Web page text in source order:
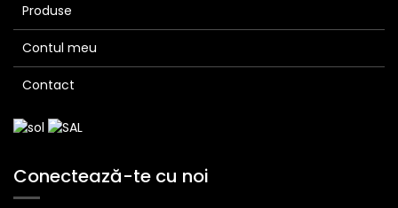
Produse
Contul meu
Contact
Conectează-te cu noi